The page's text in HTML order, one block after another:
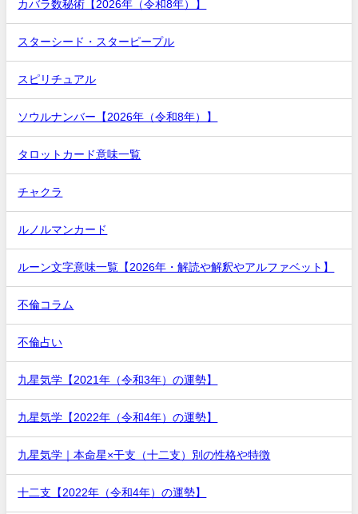
カバラ数秘術【2026年（令和8年）】
スターシード・スターピープル
スピリチュアル
ソウルナンバー【2026年（令和8年）】
タロットカード意味一覧
チャクラ
ルノルマンカード
ルーン文字意味一覧【2026年・解読や解釈やアルファベット】
不倫コラム
不倫占い
九星気学【2021年（令和3年）の運勢】
九星気学【2022年（令和4年）の運勢】
九星気学｜本命星×干支（十二支）別の性格や特徴
十二支【2022年（令和4年）の運勢】